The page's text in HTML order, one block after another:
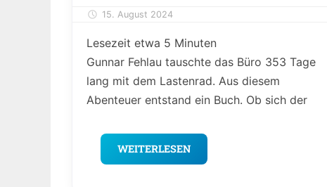
15. August 2024
Lesezeit etwa 5 Minuten
Gunnar Fehlau tauschte das Büro 353 Tage
lang mit dem Lastenrad. Aus diesem
Abenteuer entstand ein Buch. Ob sich der
WEITERLESEN